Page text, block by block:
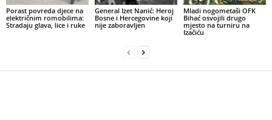
Porast povreda djece na
električnim romobilima:
Stradaju glava, lice i ruke
General Izet Nanić: Heroj
Bosne i Hercegovine koji
nije zaboravljen
Mladi nogometaši OFK
Bihać osvojili drugo
mjesto na turniru na
Izačiću